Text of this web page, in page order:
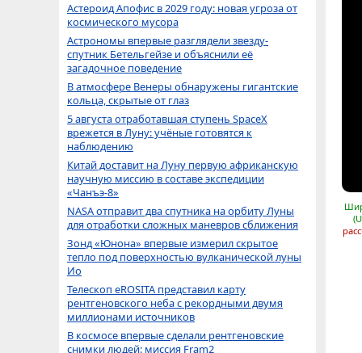
Астероид Апофис в 2029 году: новая угроза от
космического мусора
Астрономы впервые разглядели звезду-
спутник Бетельгейзе и объяснили её
загадочное поведение
В атмосфере Венеры обнаружены гигантские
кольца, скрытые от глаз
5 августа отработавшая ступень SpaceX
врежется в Луну: учёные готовятся к
наблюдению
Китай доставит на Луну первую африканскую
научную миссию в составе экспедиции
«Чанъэ-8»
NASA отправит два спутника на орбиту Луны
для отработки сложных маневров сближения
Зонд «Юнона» впервые измерил скрытое
тепло под поверхностью вулканической луны
Ио
Телескоп eROSITA представил карту
рентгеновского неба с рекордными двумя
миллионами источников
В космосе впервые сделали рентгеновские
снимки людей: миссия Fram2